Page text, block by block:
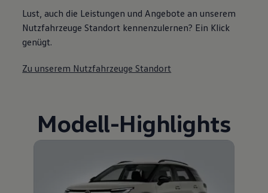
Lust, auch die Leistungen und Angebote an unserem
Nutzfahrzeuge Standort kennenzulernen? Ein Klick
genügt.
Zu unserem Nutzfahrzeuge Standort
Modell-Highlights